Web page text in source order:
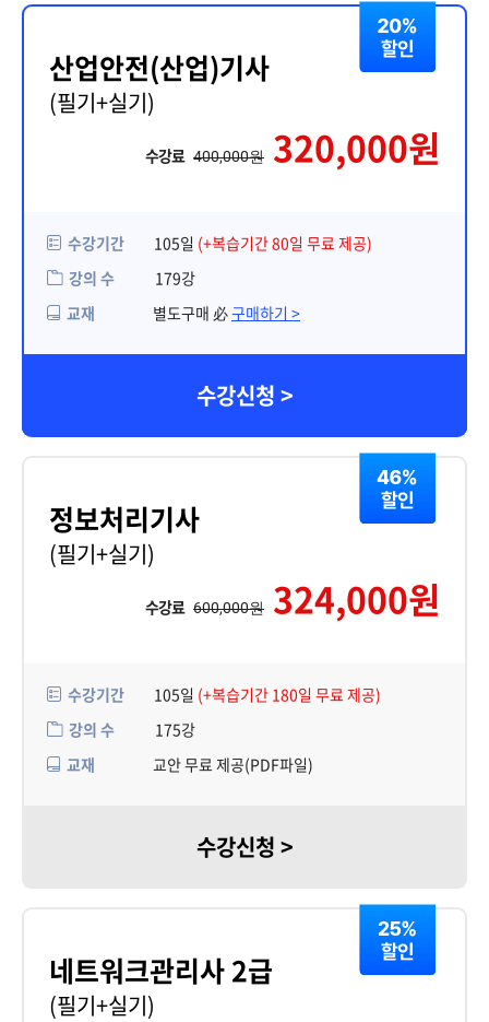
산업안전(산업)기사
(필기+실기)
수강료 400,000원 320,000원
수강기간 105일 (+복습기간 80일 무료 제공)
강의 수
179강
교재
별도구매 必구매하기 >
수강신청 >
정보처리기사
(필기+실기)
수강료 600,000원 324,000원
수강기간 105일 (+복습기간 180일 무료 제공)
강의 수
175강
교재
교안 무료 제공(PDF파일)
수강신청 >
네트워크관리사 2급
(필기+실기)